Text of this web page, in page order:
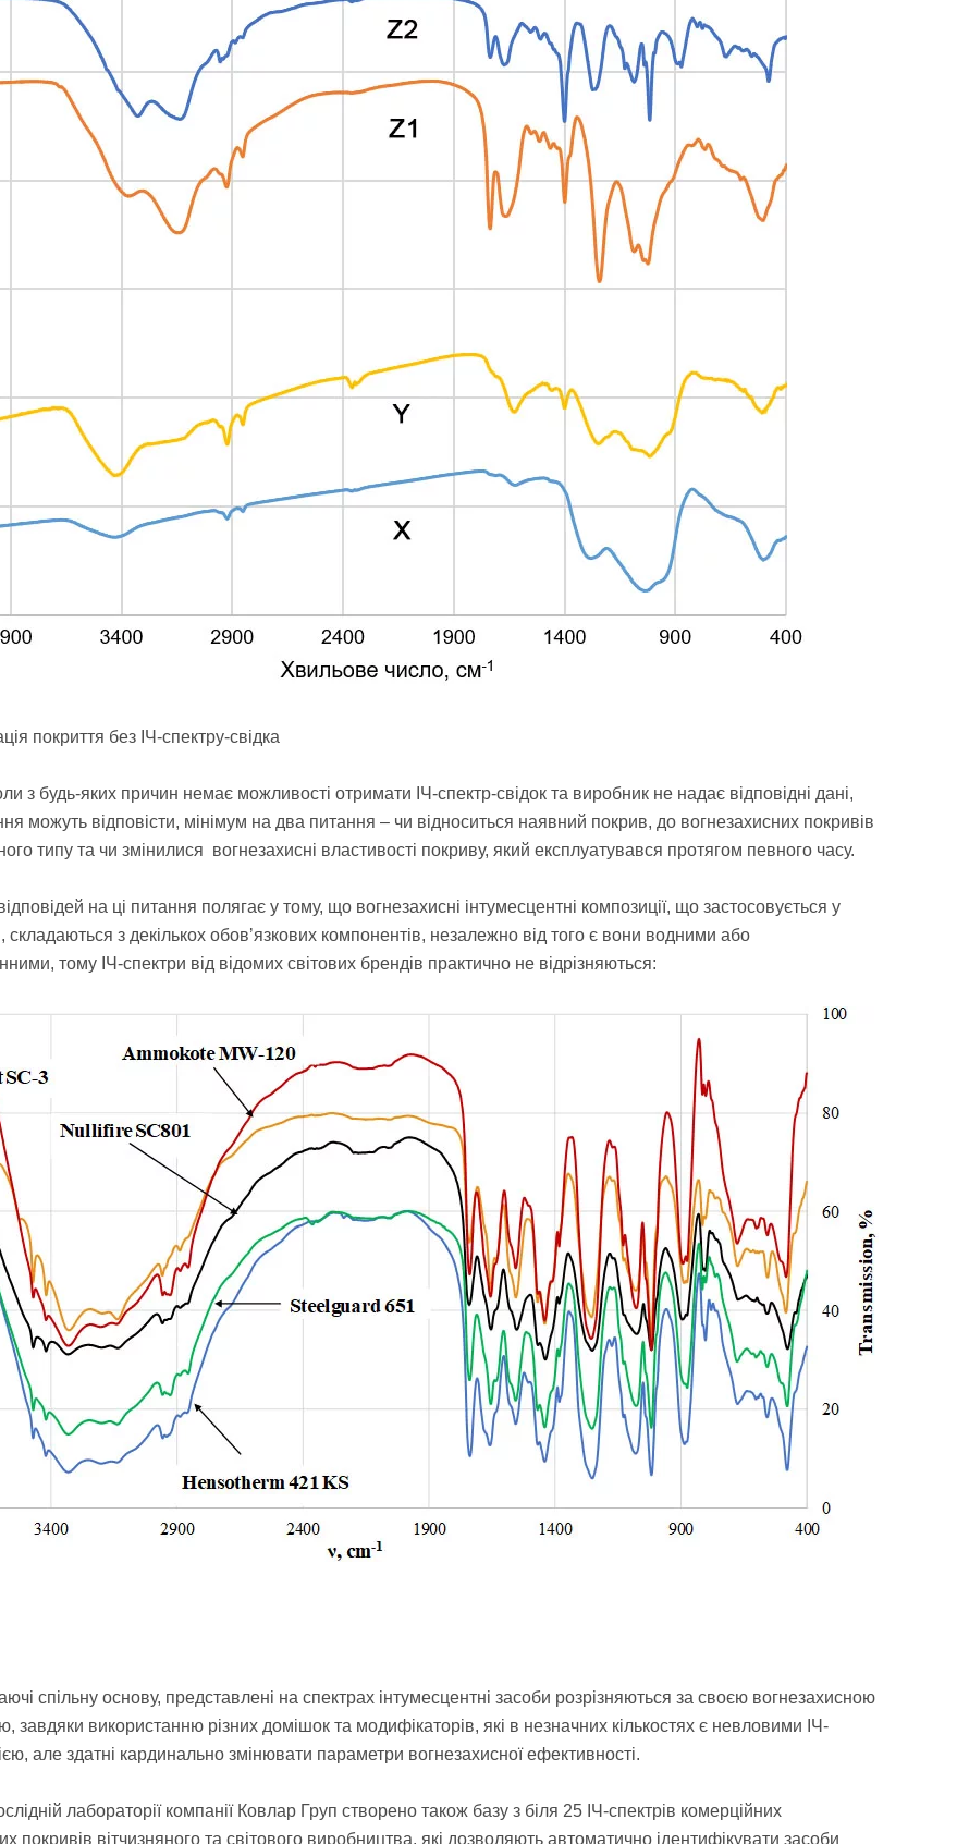
покриття без ІЧ-спектру-свідка
з будь-яких причин немає можливості отримати ІЧ-спектр-свідок та виробник не надає відповідні дані,
можуть відповісти, мінімум на два питання – чи відноситься наявний покрив, до вогнезахисних покривів
типу та чи змінилися вогнезахисні властивості покриву, який експлуатувався протягом певного часу.
на ці питання полягає у тому, що вогнезахисні інтумесцентні композиції, що застосовується у
складаються з декількох обовʼязкових компонентів, незалежно від того є вони водними або
тому ІЧ-спектри від відомих світових брендів практично не відрізняються:
спільну основу, представлені на спектрах інтумесцентні засоби розрізняються за своєю вогнезахисною
завдяки використанню різних домішок та модифікаторів, які в незначних кількостях є невловими ІЧ-
але здатні кардинально змінювати параметри вогнезахисної ефективності.
лабораторії компанії Ковлар Груп створено також базу з біля 25 ІЧ-спектрів комерційних
покривів вітчизняного та світового виробництва, які дозволяють автоматично ідентифікувати засоби